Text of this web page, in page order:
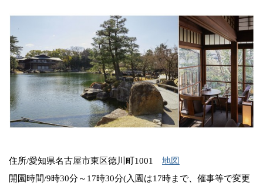
住所/愛知県名古屋市東区徳川町1001 地図
開園時間/9時30分～17時30分(入園は17時まで、催事等で変更